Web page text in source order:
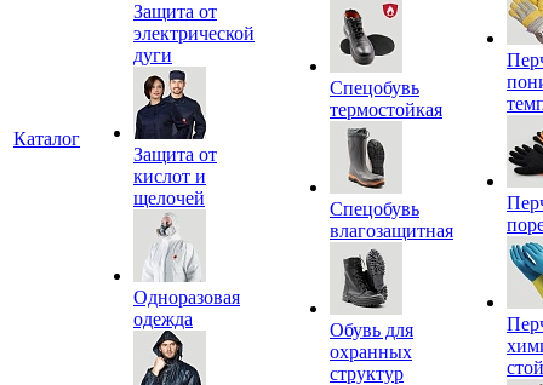
Каталог
Защита от
электрической
дуги
Защита от
кислот и
щелочей
Одноразовая
одежда
Спецобувь
термостойкая
Спецобувь
влагозащитная
Обувь для
охранных
структур